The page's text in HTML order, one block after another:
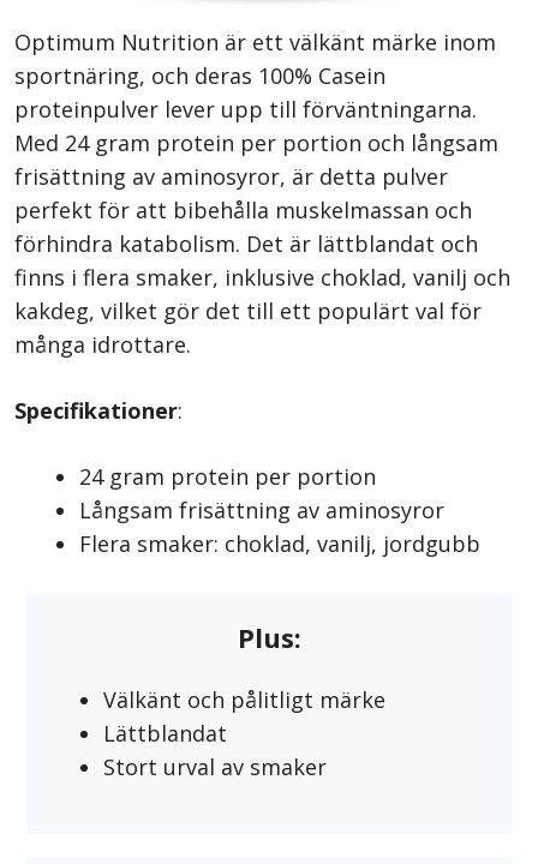
Optimum Nutrition är ett välkänt märke inom
sportnäring, och deras 100% Casein
proteinpulver lever upp till förväntningarna.
Med 24 gram protein per portion och långsam
frisättning av aminosyror, är detta pulver
perfekt för att bibehålla muskelmassan och
förhindra katabolism. Det är lättblandat och
finns i flera smaker, inklusive choklad, vanilj och
kakdeg, vilket gör det till ett populärt val för
många idrottare.
Specifikationer:
24 gram protein per portion
Långsam frisättning av aminosyror
Flera smaker: choklad, vanilj, jordgubb
Plus:
Välkänt och pålitligt märke
Lättblandat
Stort urval av smaker